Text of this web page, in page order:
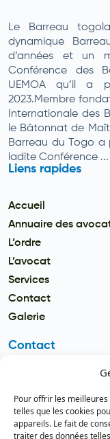
Pour offrir les
telles que les cookies
appareils. Le fait de
traiter des données
Le Barreau
dynamique
d’années et un
Conférence des
UEMOA qu’il a
2023.Membre
Internationale des
le Bâtonnat de
Barreau du Togo a
ladite Conférence ...
Liens rapides
Accueil
Annuaire des
L’ordre
L’avocat
Services
Contact
Galerie
Contact
dutogo.tg
Téléphone